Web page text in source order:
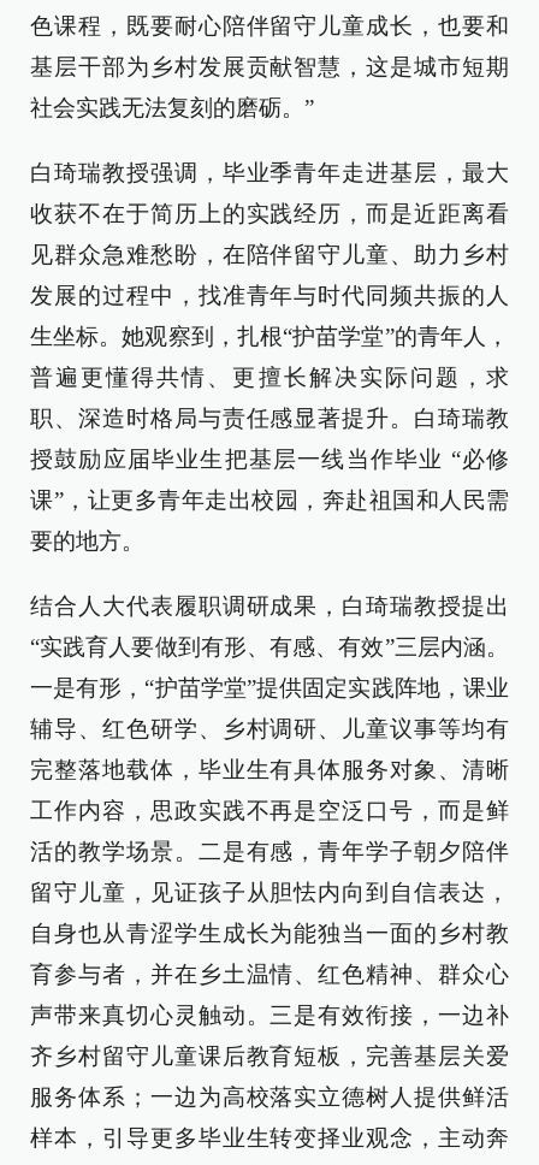
色课程，既要耐心陪伴留守儿童成长，也要和
基层干部为乡村发展贡献智慧，这是城市短期
社会实践无法复刻的磨砺。”
白琦瑞教授强调，毕业季青年走进基层，最大
收获不在于简历上的实践经历，而是近距离看
见群众急难愁盼，在陪伴留守儿童、助力乡村
发展的过程中，找准青年与时代同频共振的人
生坐标。她观察到，扎根“护苗学堂”的青年人，
普遍更懂得共情、更擅长解决实际问题，求
职、深造时格局与责任感显著提升。白琦瑞教
授鼓励应届毕业生把基层一线当作毕业 “必修
课”，让更多青年走出校园，奔赴祖国和人民需
要的地方。
结合人大代表履职调研成果，白琦瑞教授提出
“实践育人要做到有形、有感、有效”三层内涵。
一是有形，“护苗学堂”提供固定实践阵地，课业
辅导、红色研学、乡村调研、儿童议事等均有
完整落地载体，毕业生有具体服务对象、清晰
工作内容，思政实践不再是空泛口号，而是鲜
活的教学场景。二是有感，青年学子朝夕陪伴
留守儿童，见证孩子从胆怯内向到自信表达，
自身也从青涩学生成长为能独当一面的乡村教
育参与者，并在乡土温情、红色精神、群众心
声带来真切心灵触动。三是有效衔接，一边补
齐乡村留守儿童课后教育短板，完善基层关爱
服务体系；一边为高校落实立德树人提供鲜活
样本，引导更多毕业生转变择业观念，主动奔